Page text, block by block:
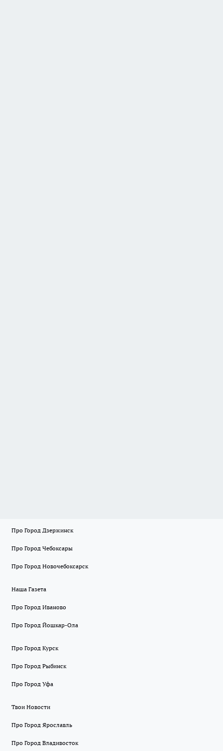
Про Город Дзержинск
Про Город Чебоксары
Про Город Новочебоксарск
Наша Газета
Про Город Иваново
Про Город Йошкар-Ола
Про Город Курск
Про Город Рыбинск
Про Город Уфа
Твои Новости
Про Город Ярославль
Про Город Владивосток